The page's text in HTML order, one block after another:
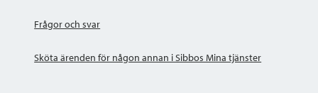
Frågor och svar
Sköta ärenden för någon annan i Sibbos Mina tjänster